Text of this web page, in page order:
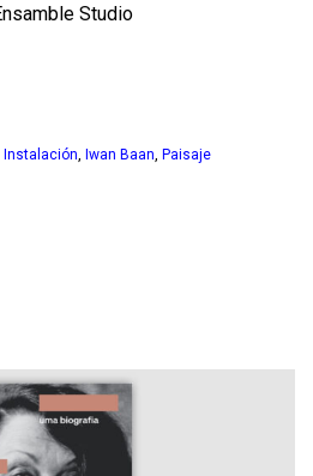
Studio
Instalación Iwan Baan Paisaje